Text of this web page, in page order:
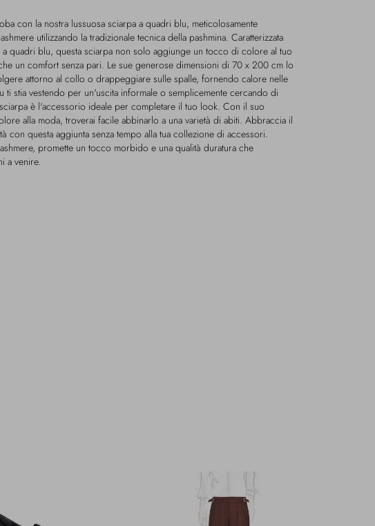
con la nostra lussuosa sciarpa a quadri blu, meticolosamente
utilizzando la tradizionale tecnica della pashmina. Caratterizzata
a quadri blu, questa sciarpa non solo aggiunge un tocco di colore al tuo
un comfort senza pari. Le sue generose dimensioni di 70 x 200 cm lo
attorno al collo o drappeggiare sulle spalle, fornendo calore nelle
ti stia vestendo per un'uscita informale o semplicemente cercando di
è l'accessorio ideale per completare il tuo look. Con il suo
alla moda, troverai facile abbinarlo a una varietà di abiti. Abbraccia il
con questa aggiunta senza tempo alla tua collezione di accessori.
promette un tocco morbido e una qualità duratura che
a venire.